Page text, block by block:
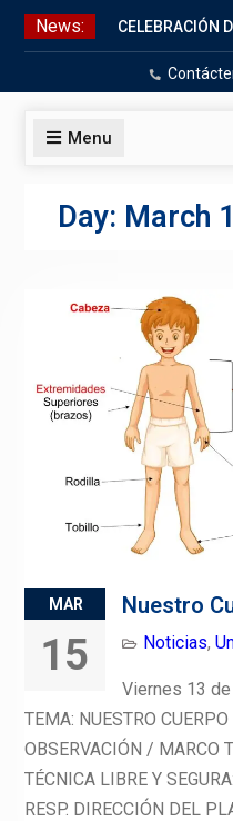
Skip
News:
CELEBRACIÓN
Pizarras
Laboratorios
Menu
Day: March
MAR
15
Nuestro
Noticias,
Viernes 13 de
TEMA: NUESTRO
OBSERVACIÓN / MARCO
TÉCNICA LIBRE Y
RESP. DIRECCIÓN DEL